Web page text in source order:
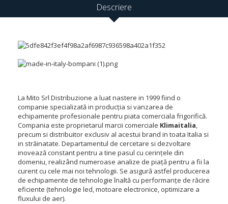
Descriere
La Mito Srl Distribuzione a luat nastere in 1999 fiind o
companie specializată in producția si vanzarea de
echipamente profesionale pentru piata comerciala frigorifică.
Compania este proprietarul marcii comerciale Klimaitalia,
precum si distribuitor exclusiv al acestui brand in toata Italia si
in străinatate. Departamentul de cercetare si dezvoltare
inovează constant pentru a tine pasul cu cerințele din
domeniu, realizând numeroase analize de piață pentru a fii la
curent cu cele mai noi tehnologii. Se asigură astfel producerea
de echipamente de tehnologie înaltă cu performanțe de răcire
eficiente (tehnologie led, motoare electronice, optimizare a
fluxului de aer).